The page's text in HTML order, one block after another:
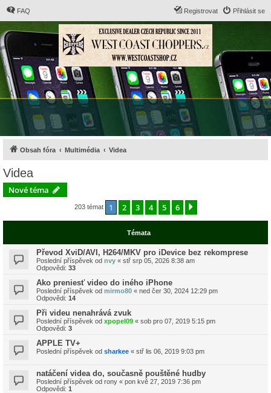
FAQ Přihlásit se
Registrovat
Obsah fóra Multimédia Videa
Videa
Nové téma
203 témat 1 2 3 4 5 6
Témata
Převod XviD/AVI, H264/MKV pro iDevice bez rekomprese
Poslední příspěvek od nvy « stř srp 05, 2026 8:38 am
Odpovědi: 33
Ako preniesť video do iného iPhone
Poslední příspěvek od mirmo80 « ned čer 30, 2024 12:29 pm
Odpovědi: 14
Při videu nenahrává zvuk
Poslední příspěvek od xpopel09 « sob pro 07, 2019 5:15 pm
Odpovědi: 3
APPLE TV+
Poslední příspěvek od sharkee « stř lis 06, 2019 9:03 pm
natáčení videa do, současně pouštěné hudby
Poslední příspěvek od rony « pon kvě 27, 2019 7:36 pm
Odpovědi: 1